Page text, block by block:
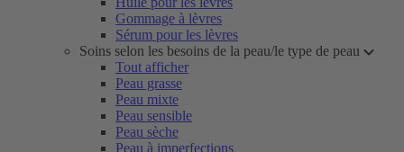
Gommage à lèvres
Sérum pour les lèvres
Soins selon les besoins de la peau/le type de peau
Tout afficher
Peau grasse
Peau mixte
Peau sensible
Peau sèche
Peau à imperfections